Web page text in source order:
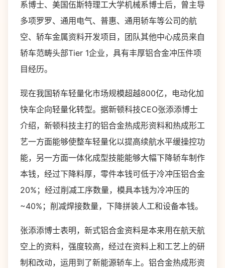
系博士、美国伍斯特理工大学机械系博士后，曾主导
多项罗罗、通用电气、普惠、通用轿车等公司的航
空、轿车金属资料开发项目，团队其他中心成员来自
轿车范畴头部Tier 1企业，具有丰厚铝合金冲压件项
目经历。
现在我国轿车轻量化市场规模超越800亿，电动化加
快车企向轻量化转型。据新顿科技CEO张添添博士
介绍，新顿科技主打的铝合金热成形资料和热成形工
艺一方面能够使整车轻量化以提高续航水平缓操控功
能，另一方面一体化成型技能能够大幅下降轿车制作
本钱，经过下降料厚，零件本钱可低于冷冲压铝合金
20%；经过削减工序数量，模具本钱为冷冲压的
~40%；削减焊接数量，下降拼装人工和设备本钱。
张添添博士表明，新式铝合金资料是本来用在航天航
空上的资料，强度较高，经过在资料上和工艺上的研
制和改动，运用到了新能源轿车上。铝合金热成形资